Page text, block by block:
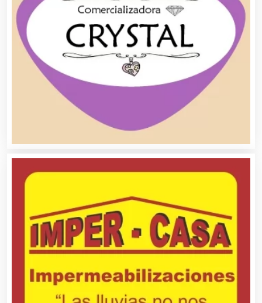
Agua Purificada
Aire Acondicionado
Alarmas
Albercas
Alimentos
Almacenaje
Alquiler de Autos